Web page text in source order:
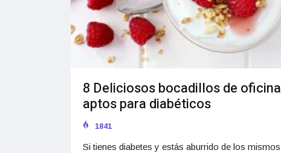
8 Deliciosos bocadillos de oficina
aptos para diabéticos
1841
Si tienes diabetes y estás aburrido de los mismos